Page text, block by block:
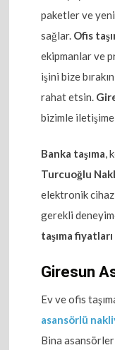
paketler ve yeni
sağlar. Ofis
ekipmanlar ve
işini bize
rahat etsin.
bizimle
Banka taşıma,
Turcuoğlu
elektronik
gerekli
taşıma fiyatları
Giresun
Ev ve ofis
asansörlü
Bina